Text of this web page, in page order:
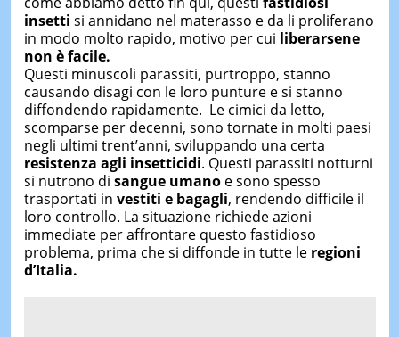
insetti si annidano nel materasso e da li proliferano
in modo molto rapido, motivo per cui liberarsene
non è facile.
Questi minuscoli parassiti, purtroppo, stanno
causando disagi con le loro punture e si stanno
diffondendo rapidamente. Le cimici da letto,
scomparse per decenni, sono tornate in molti paesi
negli ultimi trent’anni, sviluppando una certa
resistenza agli insetticidi. Questi parassiti notturni
si nutrono di sangue umanoe sono spesso
trasportati in vestiti e bagagli, rendendo difficile il
loro controllo. La situazione richiede azioni
immediate per affrontare questo fastidioso
problema, prima che si diffonde in tutte le regioni
d’Italia.